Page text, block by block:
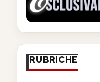
RUBRICHE